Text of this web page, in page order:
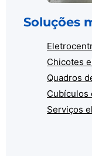
Soluções
Chicotes
Quadros
Cubículos
Serviços